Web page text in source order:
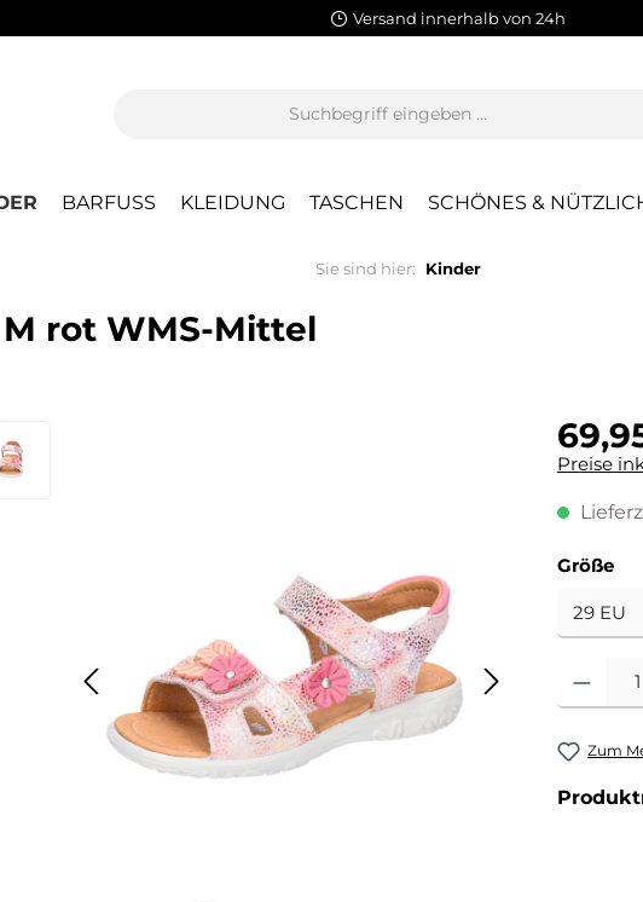
Versand innerhalb von 24h
BARFUSS KLEIDUNG TASCHEN SCHÖNES &
Sie sind hier: Kinder
M rot WMS-Mittel
Preise
Größe
Produkt
Zum